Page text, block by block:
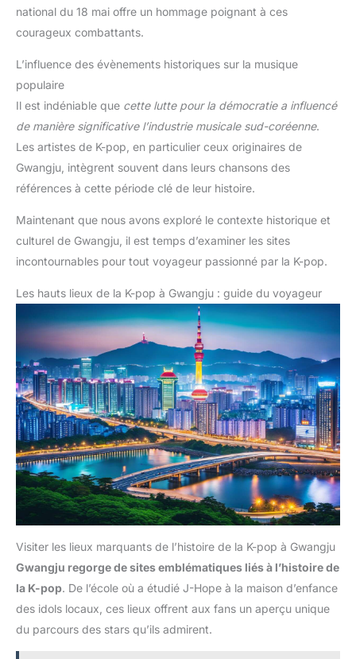
national du 18 mai offre un hommage poignant à ces
courageux combattants.
L’influence des évènements historiques sur la musique
populaire
Il est indéniable que cette lutte pour la démocratie a influencé
de manière significative l’industrie musicale sud-coréenne.
Les artistes de K-pop, en particulier ceux originaires de
Gwangju, intègrent souvent dans leurs chansons des
références à cette période clé de leur histoire.
Maintenant que nous avons exploré le contexte historique et
culturel de Gwangju, il est temps d’examiner les sites
incontournables pour tout voyageur passionné par la K-pop.
Les hauts lieux de la K-pop à Gwangju : guide du voyageur
Visiter les lieux marquants de l’histoire de la K-pop à Gwangju
Gwangju regorge de sites emblématiques liés à l’histoire de
la K-pop. De l’école où a étudié J-Hope à la maison d’enfance
des idols locaux, ces lieux offrent aux fans un aperçu unique
du parcours des stars qu’ils admirent.